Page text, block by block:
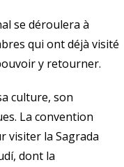
se déroulera à
qui ont déjà visité
y retourner.
culture, son
La convention
visiter la Sagrada
dont la